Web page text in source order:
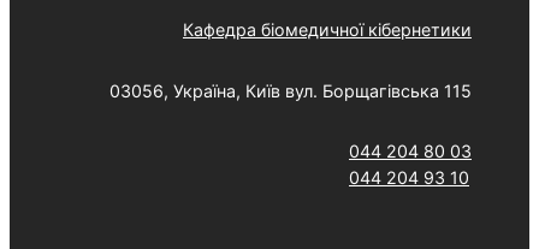
Кафедра біомедичної кібернетики
03056, Україна, Київ вул. Борщагівська 115
044 204 80 03
044 204 93 10